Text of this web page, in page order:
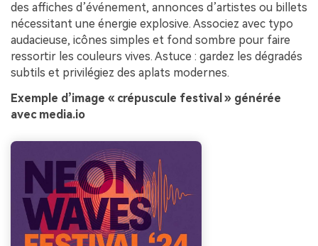
des affiches d’événement, annonces d’artistes ou billets
nécessitant une énergie explosive. Associez avec typo
audacieuse, icônes simples et fond sombre pour faire
ressortir les couleurs vives. Astuce : gardez les dégradés
subtils et privilégiez des aplats modernes.
Exemple d’image « crépuscule festival » générée
avec media.io